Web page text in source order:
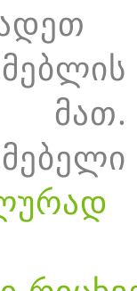
მათ.